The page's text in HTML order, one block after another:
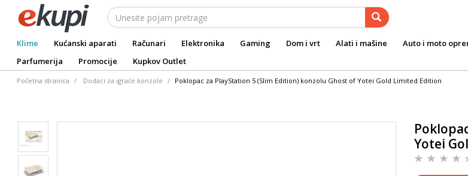
Klime Kućanski aparati Računari Elektronika Gaming Dom i vrt Alati i mašine Auto i moto
Parfumerija
Promocije Kupkov Outlet
Početna stranica Dodaci za igraće konzole Poklopac za PlayStation 5 (Slim Edition) konzolu Ghost of Yotei Gold Limited Edition
Yotei